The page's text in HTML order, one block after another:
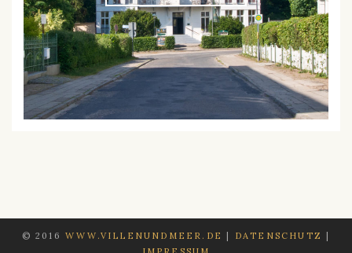
© 2016WWW.VILLENUNDMEER.DE | DATENSCHUTZ
|